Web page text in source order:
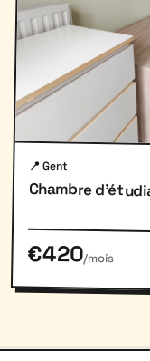
📍 Gent
Chambre
€420/mois